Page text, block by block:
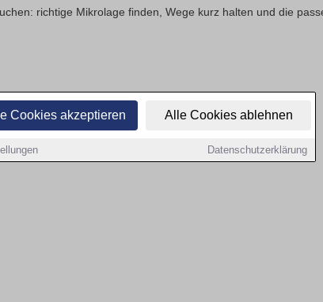
Cookies akzeptieren Alle Cookies ablehnen
Datenschutzerklärung
richtige Mikrolage finden, Wege kurz halten und die